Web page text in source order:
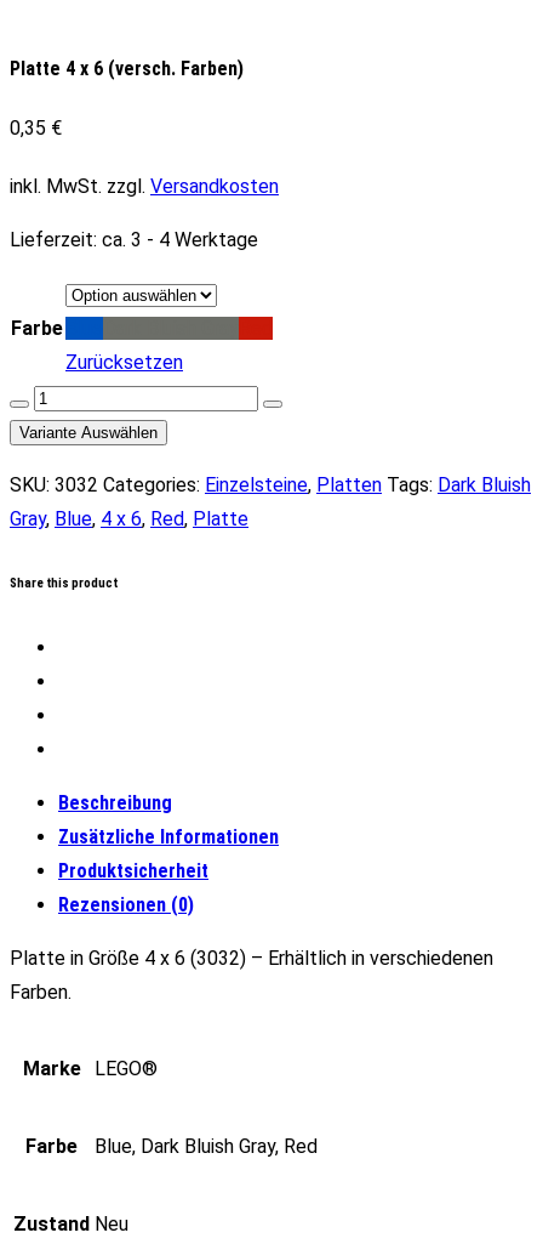
Platte 4 x 6 (versch. Farben)
0,35 €
inkl. MwSt. zzgl. Versandkosten
Lieferzeit: ca. 3 - 4 Werktage
Farbe
Zurücksetzen
Platte
4
6
(versch.
Variante Auswählen
SKU: 3032 Categories: Einzelsteine, Platten Tags: Dark Bluish
Gray, Blue, 4 x 6, Red, Platte
Share this product
Beschreibung
Zusätzliche Informationen
Produktsicherheit
Rezensionen (0)
Platte in Größe 4 x 6 (3032) – Erhältlich in verschiedenen
Farben.
Marke LEGO®
Farbe Blue, Dark Bluish Gray, Red
Zustand Neu